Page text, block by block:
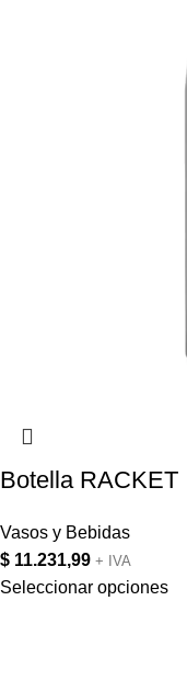
Botella RACKET
Vasos y Bebidas
$ 11.231,99 + IVA
Seleccionar opciones